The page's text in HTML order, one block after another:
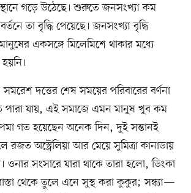
গড়ে উঠেছে। শুরুতে জনসংখ্যা কম
তা বৃদ্ধি পেয়েছে। জনসংখ্যা বৃদ্ধি
একসঙ্গে মিলেমিশে থাকার মধ্যে
দত্তের শেষ সময়ের পরিবারের বর্ণনা
পারা যায়, এই সমাজে এমন মানুষ খুব কম
গত হয়েছেন অনেক দিন, দুই সন্তানই
রজত অস্ট্রেলিয়া আর মেয়ে সুমিত্রা কানাডায়
ওনার সংসারে যারা থাকে তারা হলো, ডিংকা
থেকে তুলে এনে সুস্থ করা কুকুর; সন্ধ্যা—